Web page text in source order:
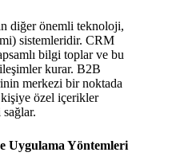
diğer önemli teknoloji,
sistemleridir. CRM
bilgi toplar ve bu
kurar. B2B
merkezi bir noktada
özel içerikler
Uygulama Yöntemleri